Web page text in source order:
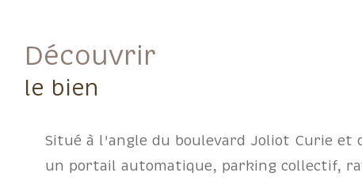
découvrir
le bien
Situé à l'angle du boulevard Joliot Curie et
un portail automatique, parking collectif,